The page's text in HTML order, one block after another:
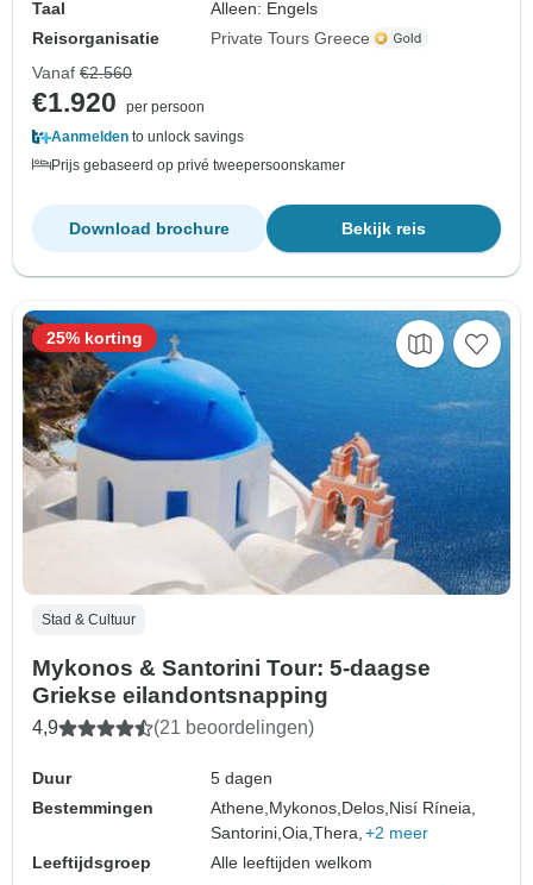
Taal
Alleen: Engels
Reisorganisatie
Private Tours Greece
Vanaf €2.560
€1.920
per persoon
Aanmelden to unlock savings
Prijs gebaseerd op privé tweepersoonskamer
Bekijk reis
Download brochure
Stad & Cultuur
Mykonos & Santorini Tour: 5-daagse
Griekse eilandontsnapping
4,9 (21 beoordelingen)
Duur
5 dagen
Bestemmingen
Athene, Mykonos, Delos, Nisí Ríneia,
Santorini,Oia,Thera, +2 meer
Leeftijdsgroep
Alle leeftijden welkom
25% korting